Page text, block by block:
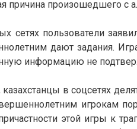
причина произошедшего с
сетях пользователи
дают задания.
информацию не
в соцсетях
игрокам
этой игры к